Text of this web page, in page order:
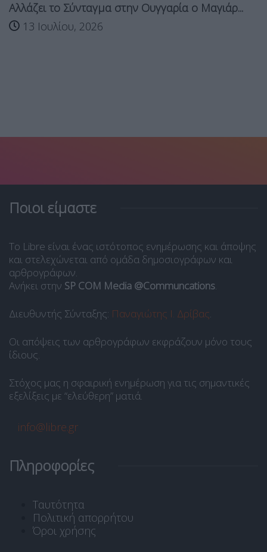
Αλλάζει το Σύνταγμα στην Ουγγαρία ο Μαγιάρ...
13 Ιουλίου, 2026
Ποιοι είμαστε
Το Libre είναι ένας ιστότοπος ενημέρωσης και άποψης
και στελεχώνεται από ομάδα δημοσιογράφων και
αρθρογράφων.
Ανήκει στην SP COM Media @Communcations.
Διευθυντής Σύνταξης: Παναγιώτης Ι. Δρίβας.
Οι απόψεις των αρθρογράφων εκφράζουν μόνο τους
ίδιους.
Στόχος μας η σφαιρική ενημέρωση για τις σημαντικές
εξελίξεις με “ελεύθερη” ματιά.
info@libre.gr
Πληροφορίες
Ταυτότητα
Πολιτική απορρήτου
Όροι χρήσης